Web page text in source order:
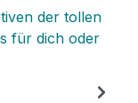
der tollen
für dich oder